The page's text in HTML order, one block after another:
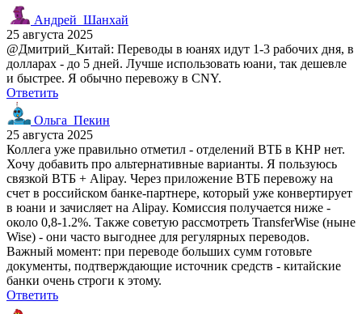
Андрей_Шанхай
25 августа 2025
@Дмитрий_Китай: Переводы в юанях идут 1-3 рабочих дня, в
долларах - до 5 дней. Лучше использовать юани, так дешевле
и быстрее. Я обычно перевожу в CNY.
Ответить
Ольга_Пекин
25 августа 2025
Коллега уже правильно отметил - отделений ВТБ в КНР нет.
Хочу добавить про альтернативные варианты. Я пользуюсь
связкой ВТБ + Alipay. Через приложение ВТБ перевожу на
счет в российском банке-партнере, который уже конвертирует
в юани и зачисляет на Alipay. Комиссия получается ниже -
около 0,8-1.2%. Также советую рассмотреть TransferWise (ныне
Wise) - они часто выгоднее для регулярных переводов.
Важный момент: при переводе больших сумм готовьте
документы, подтверждающие источник средств - китайские
банки очень строги к этому.
Ответить